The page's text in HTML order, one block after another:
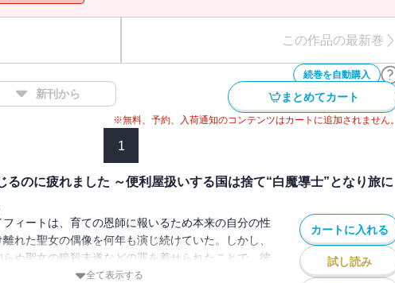
この作品の最新巻
続巻を自動購入
新刊から まとめてカート
※無料、予約、入荷通知のコンテンツはカートに追加されません。
1
るのに疲れました ～便利屋扱いする国は捨て“白魔導士”となり旅に
フィートは、育ての恩師に報いるため本来の自分の性
れた聖女の偶像を何年も演じ続けていた。しかし、
らぬ聖女の暗殺未遂などの罪を着せられたことで、彼
とうとう限界を迎え、王子を物理的にぶっ飛ばすなど
全て表示する
カートに入れる
試し読み